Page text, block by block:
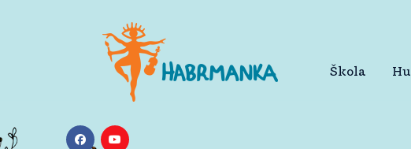
Škola